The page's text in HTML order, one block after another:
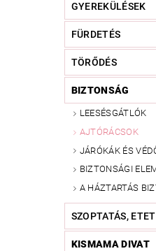
GYEREKÜLÉSEK
FÜRDETÉS
TÖRŐDÉS
BIZTONSÁG
LEESÉSGÁTLÓK
AJTÓRÁCSOK
JÁRÓKÁK ÉS
BIZTONSÁGI
A HÁZTARTÁS
SZOPTATÁS,
KISMAMA DIVAT